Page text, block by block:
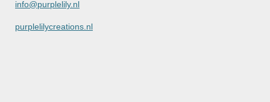
info@purplelily.nl
purplelilycreations.nl